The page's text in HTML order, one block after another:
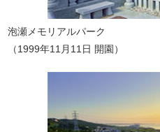
泡瀬メモリアルパーク
（1999年11月11日 開園）